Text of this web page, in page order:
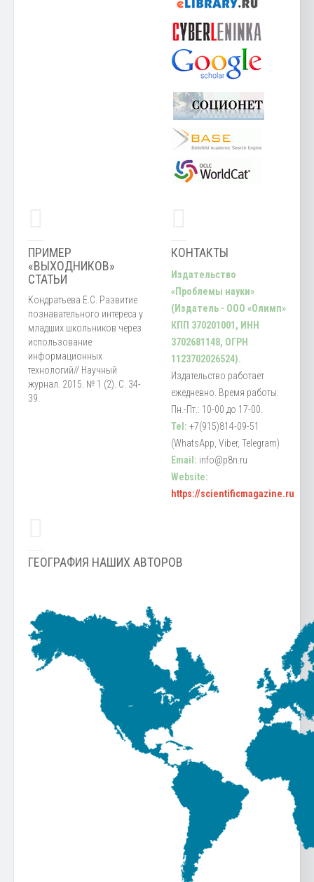
ПРИМЕР
«ВЫХОДНИКОВ»
СТАТЬИ
Кондратьева Е.С. Развитие
познавательного интереса у
младших школьников через
использование
информационных
технологий// Научный
журнал. 2015. № 1 (2). С. 34-
39.
КОНТАКТЫ
Издательство
«Проблемы науки»
(Издатель - ООО «Олимп»
КПП 370201001, ИНН
3702681148, ОГРН
1123702026524).
Издательство работает
ежедневно. Время работы:
Пн.-Пт.: 10-00 до 17-00.
Tel: +7(915)814-09-51
(WhatsApp, Viber, Telegram)
Email: info@p8n.ru
Website:
https://scientificmagazine.ru
ГЕОГРАФИЯ НАШИХ АВТОРОВ